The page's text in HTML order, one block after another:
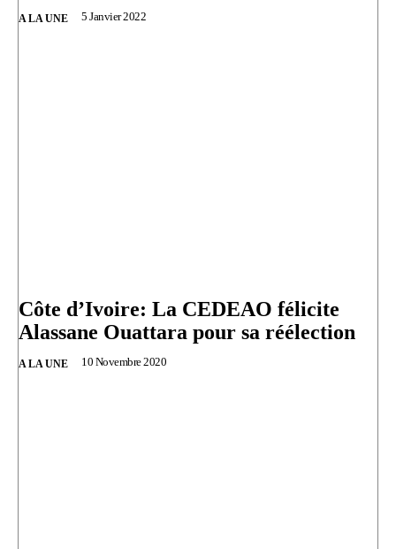
A LA UNE 5 Janvier 2022
Côte d’Ivoire: La CEDEAO félicite
Alassane Ouattara pour sa réélection
A LA UNE 10 Novembre 2020